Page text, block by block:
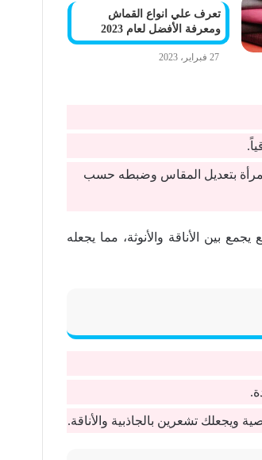
تعرف علي انواع القماش
ومعرفة الأفضل لعام 2023
27 فبراير، 2023
بتعديل المقاس وضبطه حسب
بين الأناقة والأنوثة، مما يجعله
ويجعلك تشعرين بالجاذبية والأناقة.